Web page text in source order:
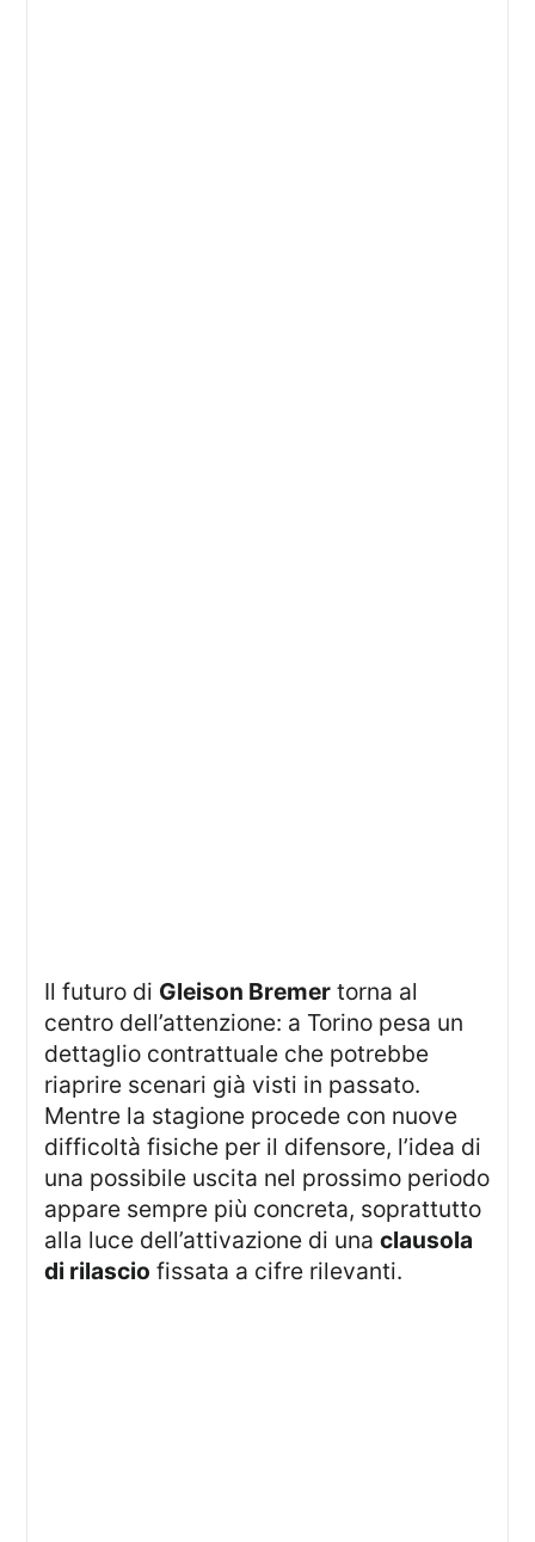
Il futuro di Gleison Bremer torna al
centro dell’attenzione: a Torino pesa un
dettaglio contrattuale che potrebbe
riaprire scenari già visti in passato.
Mentre la stagione procede con nuove
difficoltà fisiche per il difensore, l’idea di
una possibile uscita nel prossimo periodo
appare sempre più concreta, soprattutto
alla luce dell’attivazione di unaclausola
di rilascio fissata a cifre rilevanti.